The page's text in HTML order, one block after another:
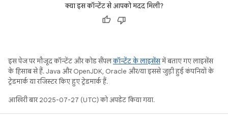
क्या इस कॉन्टेंट से आपको मदद मिली?
इस पेज पर मौजूद कॉन्टेंट और कोड सैंपलकॉन्टेंट के लाइसेंसमें बताए गए लाइसेंस
के हिसाब से हैं. Java और OpenJDK, Oracle और/या इससे जुड़ी हुई कंपनियों के
ट्रेडमार्क या रजिस्टर किए हुए ट्रेडमार्क हैं.
आखिरी बार 2025-07-27 (UTC) को अपडेट किया गया.